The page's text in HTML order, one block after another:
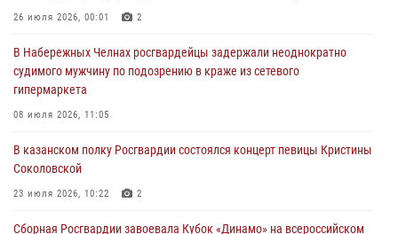
В казанском полку Росгвардии состоялся концерт певицы Кристины
23 июля 2026, 10:22 2
В Нижнекамске сотрудники Росгвардии задержали подозреваемого
в краже
В Казани Росгвардия приняла участие в обеспечении безопасности
крестного хода и освящения храма
26 июля 2026, 00:01 2
В Набережных Челнах росгвардейцы задержали неоднократно
судимого мужчину по подозрению в краже из сетевого
гипермаркета
08 июля 2026, 11:05
В казанском полку Росгвардии состоялся концерт певицы Кристины
Соколовской
23 июля 2026, 10:22 2
Сборная Росгвардии завоевала Кубок «Динамо» на всероссийском